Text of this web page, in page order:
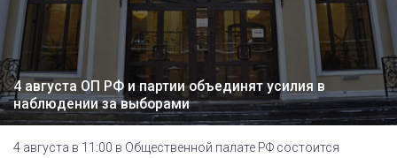
4 августа ОП РФ и партии объединят усилия в
наблюдении за выборами
4 августа в 11:00 в Общественной палате РФ состоится